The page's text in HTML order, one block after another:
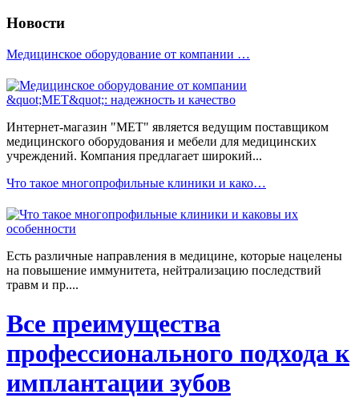
Новости
Медицинское оборудование от компании …
Интернет-магазин "МЕТ" является ведущим поставщиком
медицинского оборудования и мебели для медицинских
учреждений. Компания предлагает широкий...
Что такое многопрофильные клиники и како…
Есть различные направления в медицине, которые нацелены
на повышение иммунитета, нейтрализацию последствий
травм и пр....
Все преимущества
профессионального подхода к
имплантации зубов